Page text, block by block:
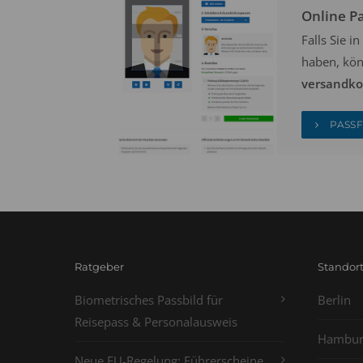
Online
Falls Sie
haben,
Ratgeber
Biometrisches Passbild für
Reisepass & Personalausweis
Berlin